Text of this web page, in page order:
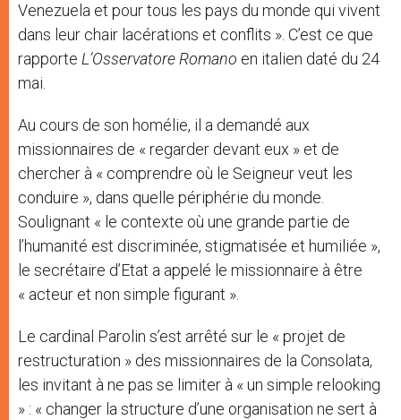
Venezuela et pour tous les pays du monde qui vivent
dans leur chair lacérations et conflits ». C’est ce que
rapporte L’Osservatore Romano en italien daté du 24
mai.
Au cours de son homélie, il a demandé aux
missionnaires de « regarder devant eux » et de
chercher à « comprendre où le Seigneur veut les
conduire », dans quelle périphérie du monde.
Soulignant « le contexte où une grande partie de
l’humanité est discriminée, stigmatisée et humiliée »,
le secrétaire d’Etat a appelé le missionnaire à être
« acteur et non simple figurant ».
Le cardinal Parolin s’est arrêté sur le « projet de
restructuration » des missionnaires de la Consolata,
les invitant à ne pas se limiter à « un simple relooking
» : « changer la structure d’une organisation ne sert à